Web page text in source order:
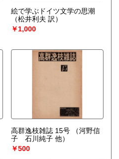
絵で学ぶドイツ文学の思潮
（松井利夫 訳）
￥1,000
高群逸枝雑誌 15号
（河野信
子 石川純子 他）
￥500